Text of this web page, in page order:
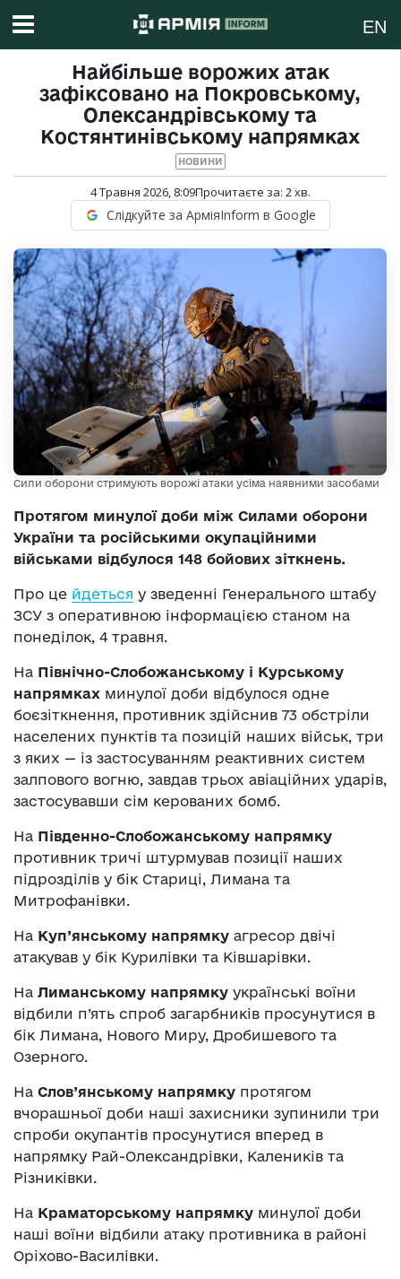
EN
Найбільше ворожих атак
зафіксовано на Покровському,
Олександрівському та
Костянтинівському напрямках
НОВИНИ
4 Травня 2026, 8:09Прочитаєте за: 2хв.
Слідкуйте за АрміяInform в Google
Сили оборони стримують ворожі атаки усіма наявними засобами
Протягом минулої доби між Силами оборони
України та російськими окупаційними
військами відбулося 148 бойових зіткнень.
Про це йдеться у зведенні Генерального штабу
ЗСУ з оперативною інформацією станом на
понеділок, 4 травня.
На Північно-Слобожанському і Курському
напрямках минулої доби відбулося одне
боєзіткнення, противник здійснив 73 обстріли
населених пунктів та позицій наших військ, три
з яких — із застосуванням реактивних систем
залпового вогню, завдав трьох авіаційних ударів,
застосувавши сім керованих бомб.
На Південно-Слобожанському напрямку
противник тричі штурмував позиції наших
підрозділів у бік Стариці, Лимана та
Митрофанівки.
На Куп’янському напрямку агресор двічі
атакував у бік Курилівки та Ківшарівки.
На Лиманському напрямку українські воїни
відбили п’ять спроб загарбників просунутися в
бік Лимана, Нового Миру, Дробишевого та
Озерного.
На Слов’янському напрямку протягом
вчорашньої доби наші захисники зупинили три
спроби окупантів просунутися вперед в
напрямку Рай-Олександрівки, Калеників та
Різниківки.
На Краматорському напрямку минулої доби
наші воїни відбили атаку противника в районі
Оріхово-Василівки.